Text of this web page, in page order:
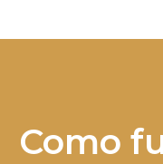
Como